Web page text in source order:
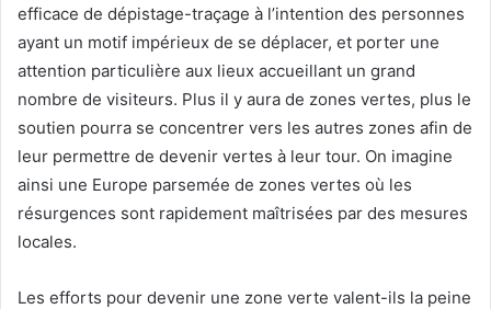
efficace de dépistage-traçage à l’intention des personnes
ayant un motif impérieux de se déplacer, et porter une
attention particulière aux lieux accueillant un grand
nombre de visiteurs. Plus il y aura de zones vertes, plus le
soutien pourra se concentrer vers les autres zones afin de
leur permettre de devenir vertes à leur tour. On imagine
ainsi une Europe parsemée de zones vertes où les
résurgences sont rapidement maîtrisées par des mesures
locales.
Les efforts pour devenir une zone verte valent-ils la peine